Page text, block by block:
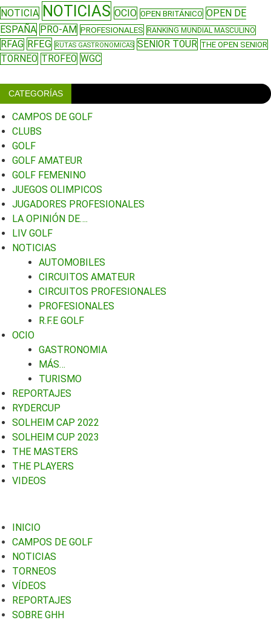
NOTICIA NOTICIAS OCIO OPEN BRITÁNICO OPEN DE
ESPAÑA PRO-AM PROFESIONALES RANKING MUNDIAL MASCULINO
RFAG RFEG RUTAS GASTRONOMICAS SENIOR TOUR THE OPEN SENIOR
TORNEO TROFEO WGC
CATEGORÍAS
CAMPOS DE GOLF
CLUBS
GOLF
GOLF AMATEUR
GOLF FEMENINO
JUEGOS OLIMPICOS
JUGADORES PROFESIONALES
LA OPINIÓN DE….
LIV GOLF
NOTICIAS
AUTOMOBILES
CIRCUITOS AMATEUR
CIRCUITOS PROFESIONALES
PROFESIONALES
R.F.E GOLF
OCIO
GASTRONOMIA
MÁS…
TURISMO
REPORTAJES
RYDERCUP
SOLHEIM CAP 2022
SOLHEIM CUP 2023
THE MASTERS
THE PLAYERS
VIDEOS
INICIO
CAMPOS DE GOLF
NOTICIAS
TORNEOS
VÍDEOS
REPORTAJES
SOBRE GHH